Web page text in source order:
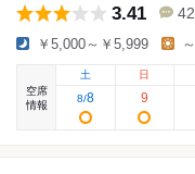
3.41
￥5,000～￥5,999
空席
情報
土
8/8
日
9